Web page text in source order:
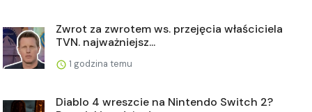
Zwrot za zwrotem ws. przejęcia właściciela
TVN. najważniejsz...
1 godzina temu
Diablo 4 wreszcie na Nintendo Switch 2?